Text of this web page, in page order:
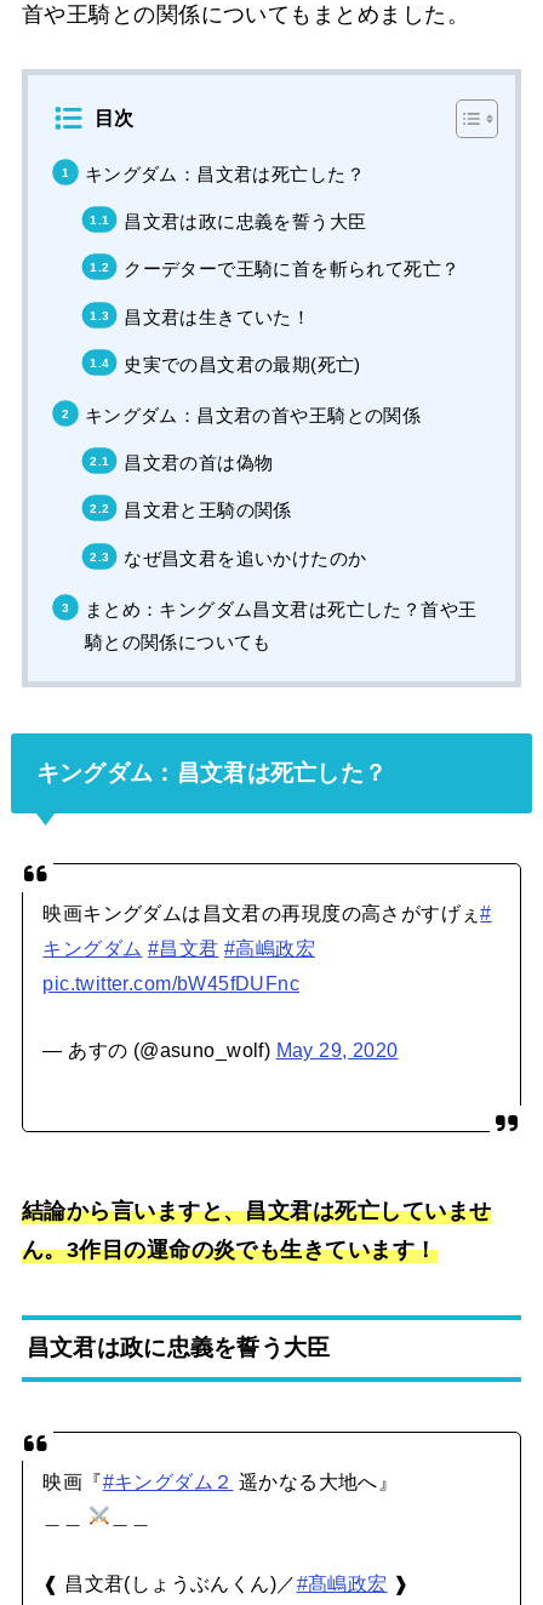
首や王騎との関係についてもまとめました。
目次
キングダム：昌文君は死亡した？
昌文君は政に忠義を誓う大臣
クーデターで王騎に首を斬られて死亡？
昌文君は生きていた！
史実での昌文君の最期(死亡)
キングダム：昌文君の首や王騎との関係
昌文君の首は偽物
昌文君と王騎の関係
なぜ昌文君を追いかけたのか
まとめ：キングダム昌文君は死亡した？首や王
騎との関係についても
キングダム：昌文君は死亡した？
映画キングダムは昌文君の再現度の高さがすげぇ#
キングダム #昌文君 #高嶋政宏
pic.twitter.com/bW45fDUFnc
— あすの (@asuno_wolf) May 29, 2020
結論から言いますと、昌文君は死亡していませ
ん。3作目の運命の炎でも生きています！
昌文君は政に忠義を誓う大臣
映画『#キングダム２ 遥かなる大地へ』
❰ 昌文君(しょうぶんくん)／#髙嶋政宏 ❱